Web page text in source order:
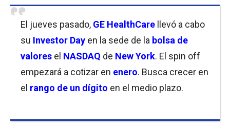
El jueves pasado, GE HealthCare llevó a cabo
su Investor Day en la sede de la bolsa de
valores el NASDAQ de New York. El spin off
empezará a cotizar en enero. Busca crecer en
el rango de un dígito en el medio plazo.